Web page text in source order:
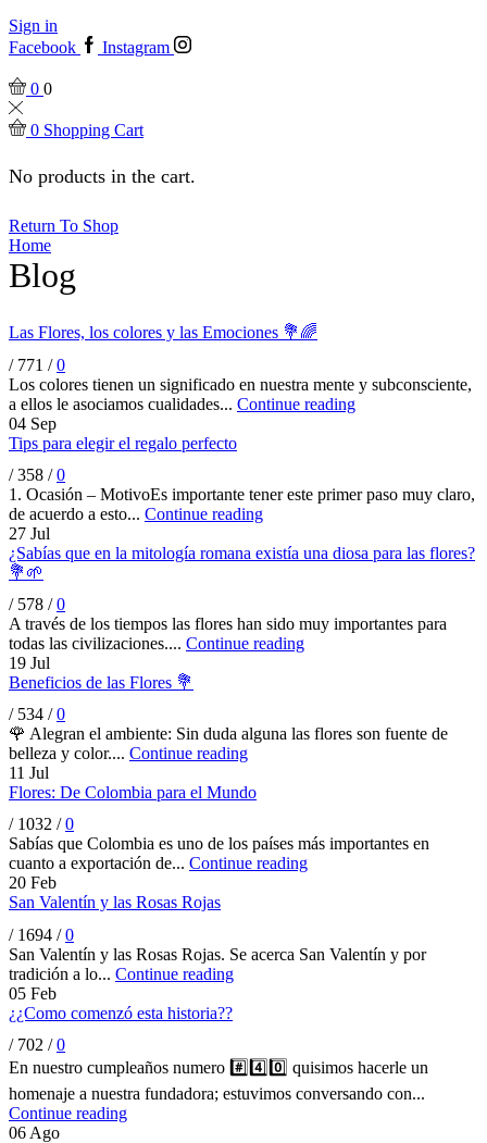
Sign in
Facebook
Instagram
0 0
0 Shopping Cart
No products in the cart.
Return To Shop
Home
Blog
Las Flores, los colores y las Emociones 💐🌈
/ 771 / 0
Los colores tienen un significado en nuestra mente y subconsciente,
a ellos le asociamos cualidades... Continue reading
04 Sep
Tips para elegir el regalo perfecto
/ 358 / 0
1. Ocasión – MotivoEs importante tener este primer paso muy claro,
de acuerdo a esto... Continue reading
27 Jul
¿Sabías que en la mitología romana existía una diosa para las flores?
💐🌱
/ 578 / 0
A través de los tiempos las flores han sido muy importantes para
todas las civilizaciones.... Continue reading
19 Jul
Beneficios de las Flores 💐
/ 534 / 0
🌹 Alegran el ambiente: Sin duda alguna las flores son fuente de
belleza y color.... Continue reading
11 Jul
Flores: De Colombia para el Mundo
/ 1032 / 0
Sabías que Colombia es uno de los países más importantes en
cuanto a exportación de... Continue reading
20 Feb
San Valentín y las Rosas Rojas
/ 1694 / 0
San Valentín y las Rosas Rojas. Se acerca San Valentín y por
tradición a lo... Continue reading
05 Feb
¿¿Como comenzó esta historia??
/ 702 / 0
En nuestro cumpleaños numero #️⃣4️⃣0️⃣ quisimos hacerle un
homenaje a nuestra fundadora; estuvimos conversando con...
Continue reading
06 Ago